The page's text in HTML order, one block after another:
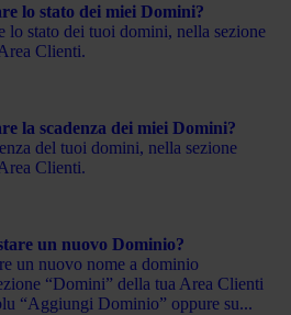
lo stato dei miei Domini?
lo stato dei tuoi domini, nella sezione
Clienti.
la scadenza dei miei Domini?
del tuoi domini, nella sezione
Clienti.
un nuovo Dominio?
un nuovo nome a dominio
“Domini” della tua Area Clienti
“Aggiungi Dominio” oppure su...